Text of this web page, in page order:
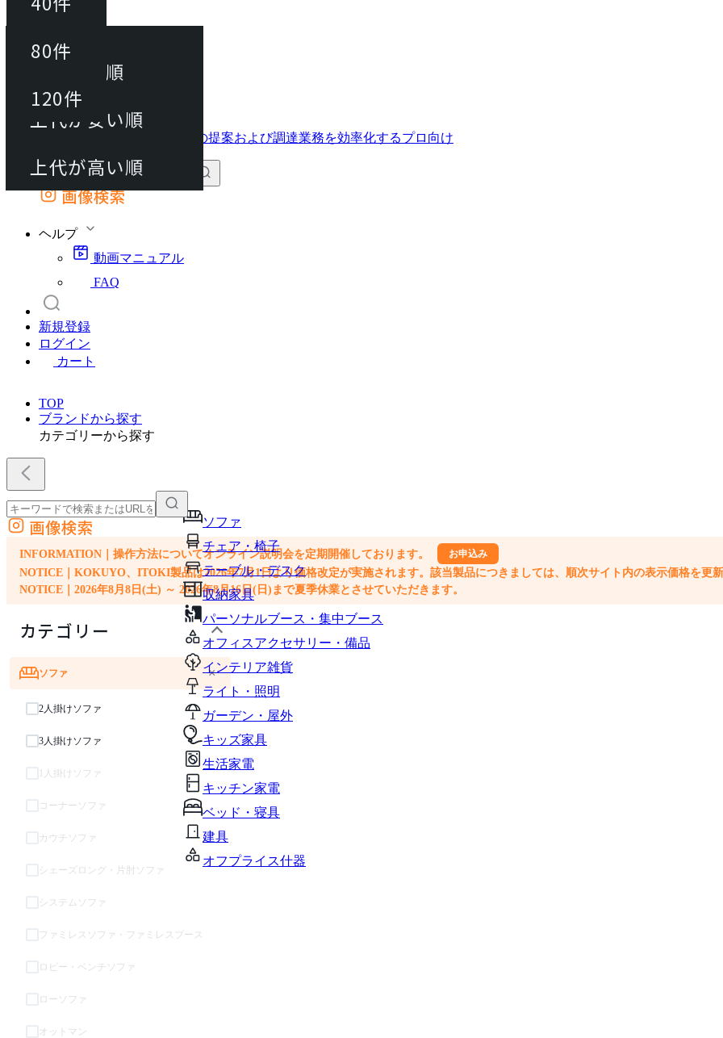
動画マニュアル
FAQ
カート
外部サイトの商品をカートに追加
画像検索
ヘルプ
動画マニュアル
FAQ
新規登録
ログイン
カート
TOP
ブランドから探す
カテゴリーから探す
ソファ
チェア・椅子
テーブル・デスク
収納家具
パーソナルブース・集中ブース
オフィスアクセサリー・備品
インテリア雑貨
ライト・照明
ガーデン・屋外
キッズ家具
生活家電
キッチン家電
ベッド・寝具
建具
オフプライス什器
外部サイトの商品をカートに追加
他のサイトで見つけた商品ページのURLを貼り付けて、カートに追加できます
画像検索
INFORMATION｜操作方法についてオンライン説明会を定期開催しております。 お申込み
NOTICE｜KOKUYO、ITOKI製品は2026年7月1日より価格改定が実施されます。該当製品につきましては、順次サイト内の表示価格を更新
NOTICE｜2026年8月8日(土) ～ 2026年8月16日(日)まで夏季休業とさせていただきます。
カテゴリー
ソファ ×
2人掛けソファ
3人掛けソファ
1人掛けソファ
コーナーソファ
カウチソファ
シェーズロング・片肘ソファ
システムソファ
ファミレスソファ・ファミレスブース
ロビー・ベンチソファ
ローソファ
オットマン
40件
80件
並び替え
おすすめ順
上代が安い順
上代が高い順
80件
120件